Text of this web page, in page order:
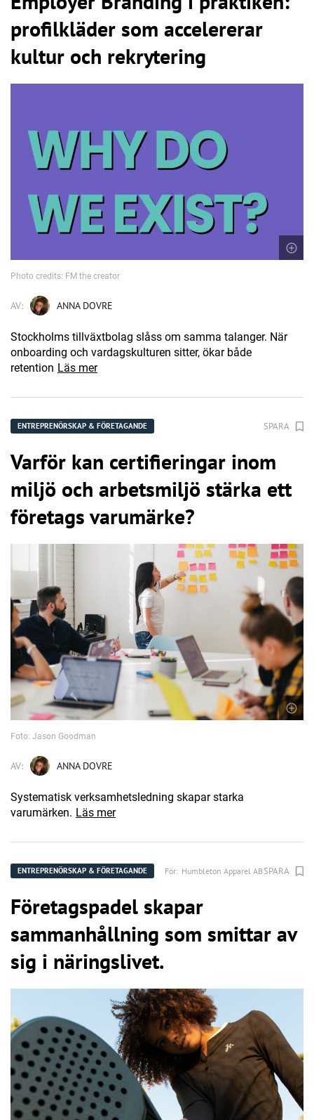
profilkläder som accelererar
kultur och rekrytering
Photo credits: FM the creator
AV: ANNA DOVRE
Stockholms tillväxtbolag slåss om samma talanger. När
onboarding och vardagskulturen sitter, ökar både
retention Läs mer
ENTREPRENÖRSKAP & FÖRETAGANDE SPARA
Varför kan certifieringar inom
miljö och arbetsmiljö stärka ett
företags varumärke?
Foto: Jason Goodman
AV: ANNA DOVRE
Systematisk verksamhetsledning skapar starka
varumärken. Läs mer
ENTREPRENÖRSKAP & FÖRETAGANDE För: Humbleton Apparel ABSPARA
Företagspadel skapar
sammanhållning som smittar av
sig i näringslivet.